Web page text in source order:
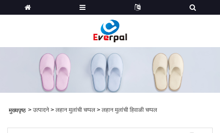
मुख्यपृष्ठ > उत्पादने > लहान मुलांची चप्पल > लहान मुलांची हिवाळी चप्पल